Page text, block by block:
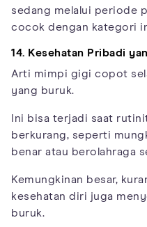
sedang melalui periode
cocok dengan kategori
14. Kesehatan Pribadi
Arti mimpi gigi copot
yang buruk.
Ini bisa terjadi saat
berkurang, seperti
benar atau berolahraga
Kemungkinan besar,
kesehatan diri juga
buruk.